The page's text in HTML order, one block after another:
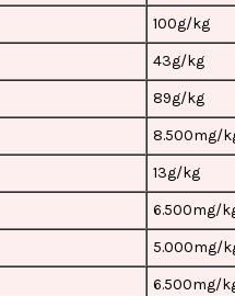
100g/kg
43g/kg
89g/kg
8.500mg/
13g/kg
6.500mg/
5.000mg/
6.500mg/